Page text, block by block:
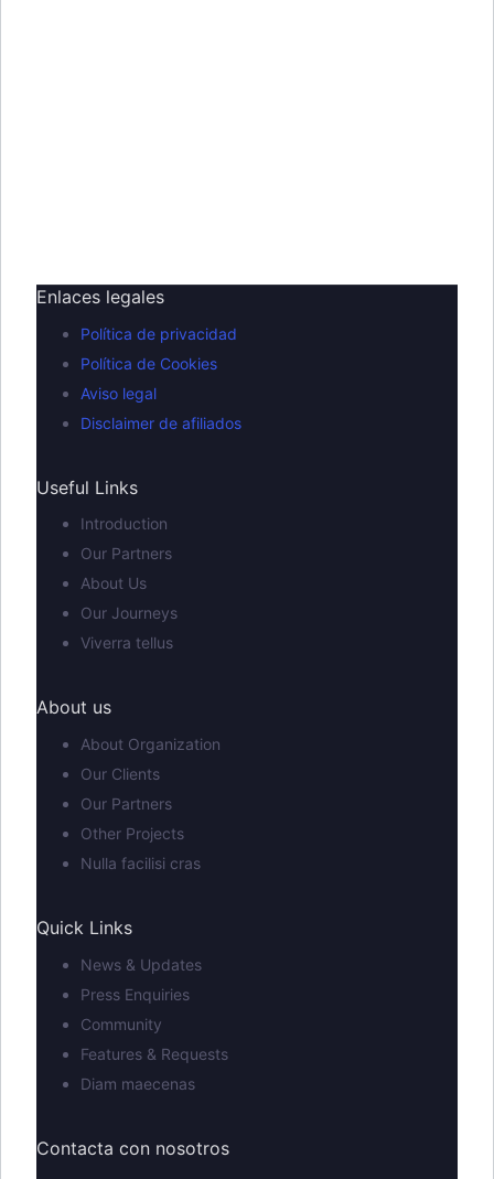
Enlaces legales
Política de privacidad
Política de Cookies
Aviso legal
Disclaimer de afiliados
Useful Links
Introduction
Our Partners
About Us
Our Journeys
Viverra tellus
About us
About Organization
Our Clients
Our Partners
Other Projects
Nulla facilisi cras
Quick Links
News & Updates
Press Enquiries
Community
Features & Requests
Diam maecenas
Contacta con nosotros